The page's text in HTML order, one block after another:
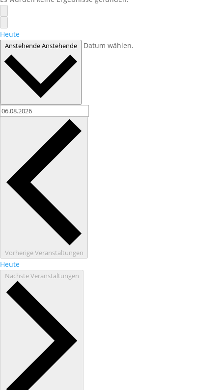
Heute
AnstehendeAnstehende Datum wählen.
VorherigeVeranstaltungen
Heute
NächsteVeranstaltungen